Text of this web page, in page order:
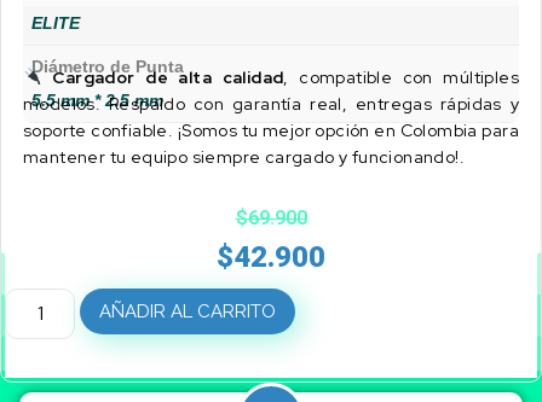
ELITE
Diámetro de Punta
5.5 mm * 2.5 mm
Cargador de alta calidad, compatible con múltiples
modelos. Respaldo con garantía real, entregas rápidas y
soporte confiable. ¡Somos tu mejor opción en Colombia para
mantener tu equipo siempre cargado y funcionando!.
$69.900
$42.900
AÑADIR AL CARRITO